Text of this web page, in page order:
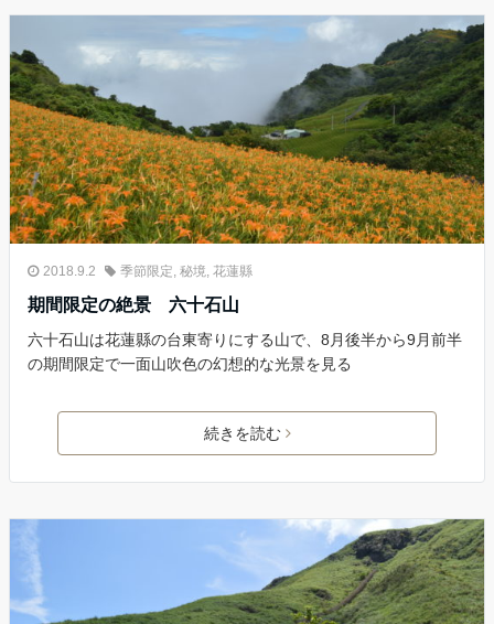
2018.9.2 季節限定, 秘境, 花蓮縣
期間限定の絶景 六十石山
六十石山は花蓮縣の台東寄りにする山で、8月後半から9月前半
の期間限定で一面山吹色の幻想的な光景を見る
続きを読む